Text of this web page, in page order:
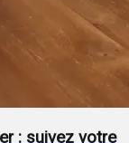
: suivez votre